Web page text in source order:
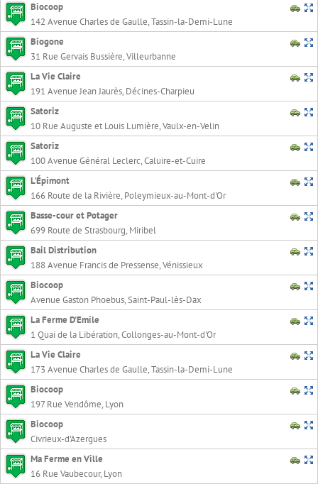
Biocoop
142 Avenue Charles de Gaulle, Tassin-la-Demi-Lune
Biogone
31 Rue Gervais Bussière, Villeurbanne
La Vie Claire
191 Avenue Jean Jaurès, Décines-Charpieu
Satoriz
10 Rue Auguste et Louis Lumière, Vaulx-en-Velin
Satoriz
100 Avenue Général Leclerc, Caluire-et-Cuire
L'Épimont
166 Route de la Rivière, Poleymieux-au-Mont-d'Or
Basse-cour et Potager
699 Route de Strasbourg, Miribel
Bail Distribution
188 Avenue Francis de Pressense, Vénissieux
Biocoop
Avenue Gaston Phoebus, Saint-Paul-lès-Dax
La Ferme D'Emile
1 Quai de la Libération, Collonges-au-Mont-d'Or
La Vie Claire
173 Avenue Charles de Gaulle, Tassin-la-Demi-Lune
Biocoop
197 Rue Vendôme, Lyon
Biocoop
Civrieux-d'Azergues
Ma Ferme en Ville
16 Rue Vaubecour, Lyon